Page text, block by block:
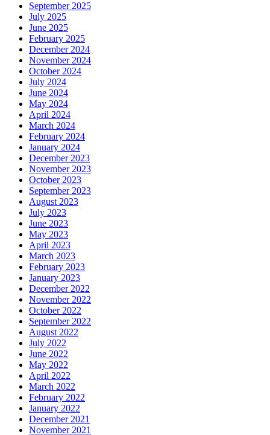
September 2025
July 2025
June 2025
February 2025
December 2024
November 2024
October 2024
July 2024
June 2024
May 2024
April 2024
March 2024
February 2024
January 2024
December 2023
November 2023
October 2023
September 2023
August 2023
July 2023
June 2023
May 2023
April 2023
March 2023
February 2023
January 2023
December 2022
November 2022
October 2022
September 2022
August 2022
July 2022
June 2022
May 2022
April 2022
March 2022
February 2022
January 2022
December 2021
November 2021